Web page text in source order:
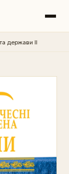
держави II